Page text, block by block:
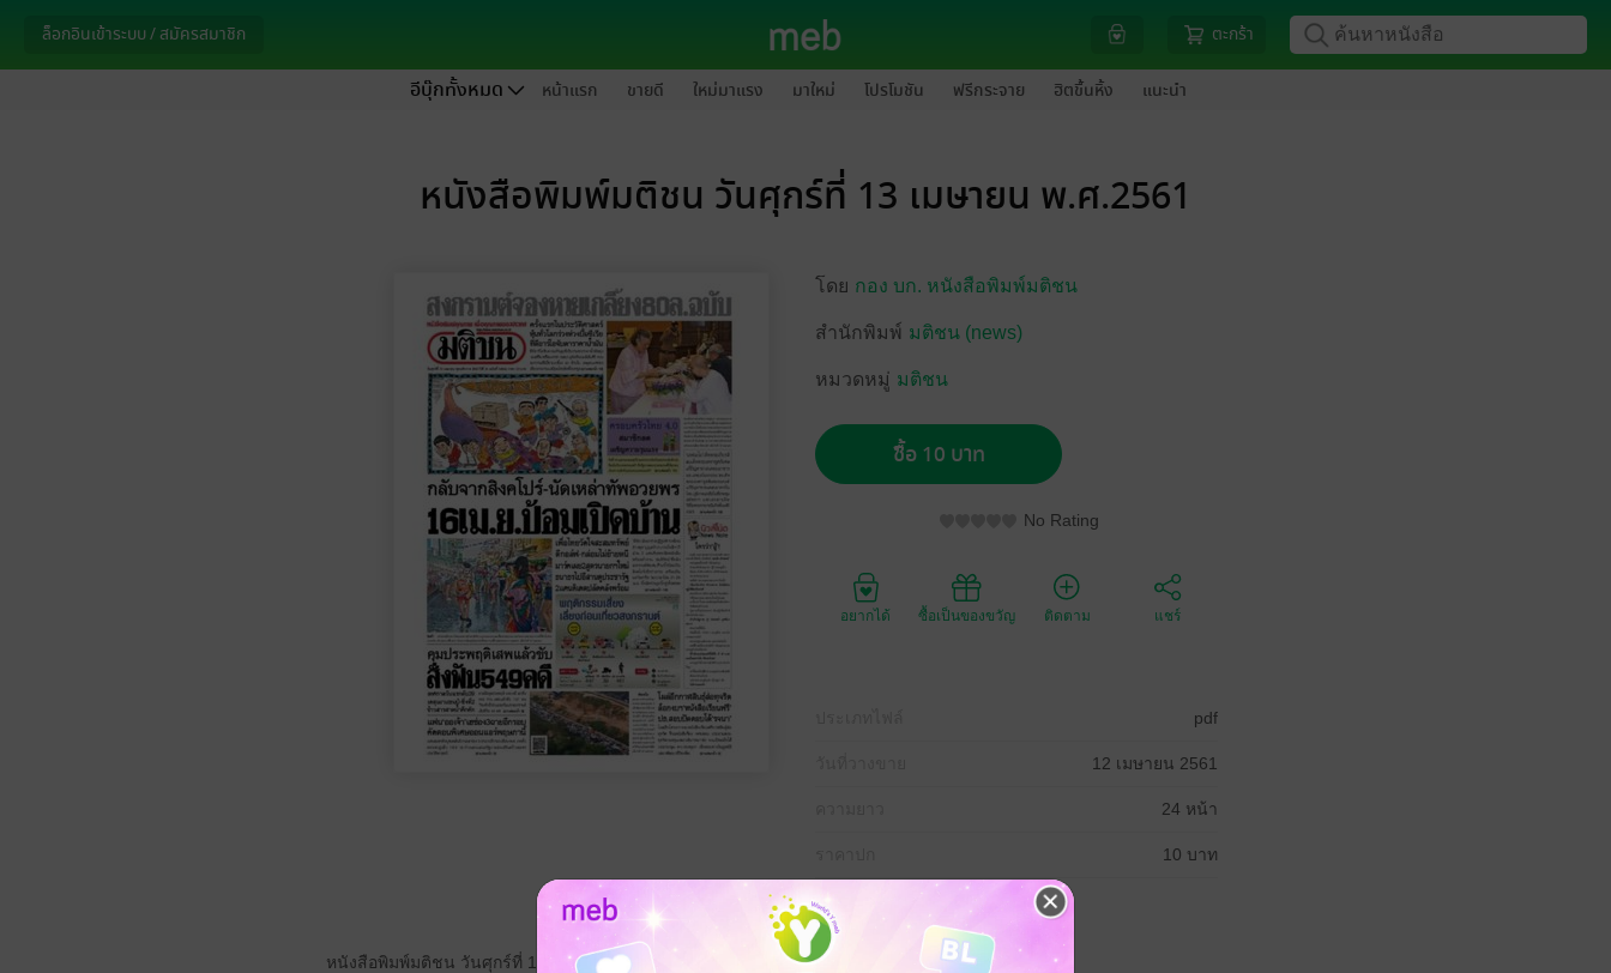
ล็อกอินเข้าระบบ / สมัครสมาชิก ตะกร้า
อีบุ๊กทั้งหมด หน้าแรก ขายดี ใหม่มาแรง มาใหม่ โปรโมชัน ฟรีกระจาย ฮิตขึ้นหิ้ง แนะนำ
หนังสือพิมพ์มติชน วันศุกร์ที่ 13 เมษายน พ.ศ.2561
โดย กอง บก. หนังสือพิมพ์มติชน
สำนักพิมพ์ มติชน (news)
หมวดหมู่ มติชน
ซื้อ 10 บาท
No Rating
อยากได้ ซื้อเป็นของขวัญ ติดตาม แชร์
pdf
12 เมษายน 2561
24 หน้า
10 บาท
หนังสือพิมพ์มติชน วันศุกร์ที่ 13 เมษายน พ.ศ.2561